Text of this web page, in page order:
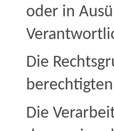
oder in
Die
Die